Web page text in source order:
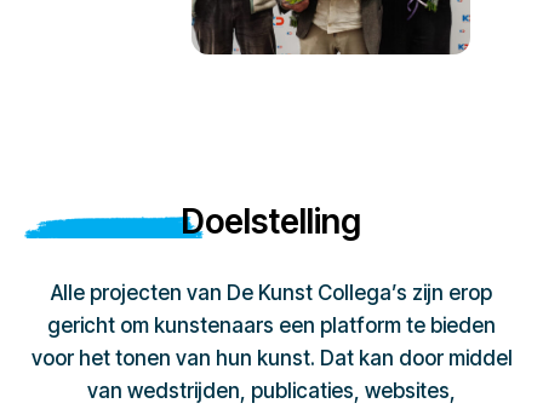
Doelstelling
Alle projecten van De Kunst Collega’s zijn erop
gericht om kunstenaars een platform te bieden
voor het tonen van hun kunst. Dat kan door middel
van wedstrijden, publicaties, websites,